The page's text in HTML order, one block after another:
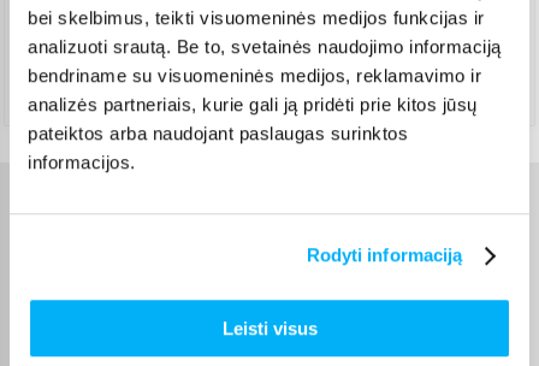
bei skelbimus, teikti visuomeninės medijos funkcijas ir
analizuoti srautą. Be to, svetainės naudojimo informaciją
bendriname su visuomeninės medijos, reklamavimo ir
analizės partneriais, kurie gali ją pridėti prie kitos jūsų
pateiktos arba naudojant paslaugas surinktos
informacijos.
Rodyti informaciją
Leisti visus
Pristato ir šeštadienį
Rugpjūtis 18d. - Rugpjūtis 24d.
Atsiėmimas Veiverių g. 171, Kaunas (1,99 €)
Charakteristikos
Prekės aprašymas